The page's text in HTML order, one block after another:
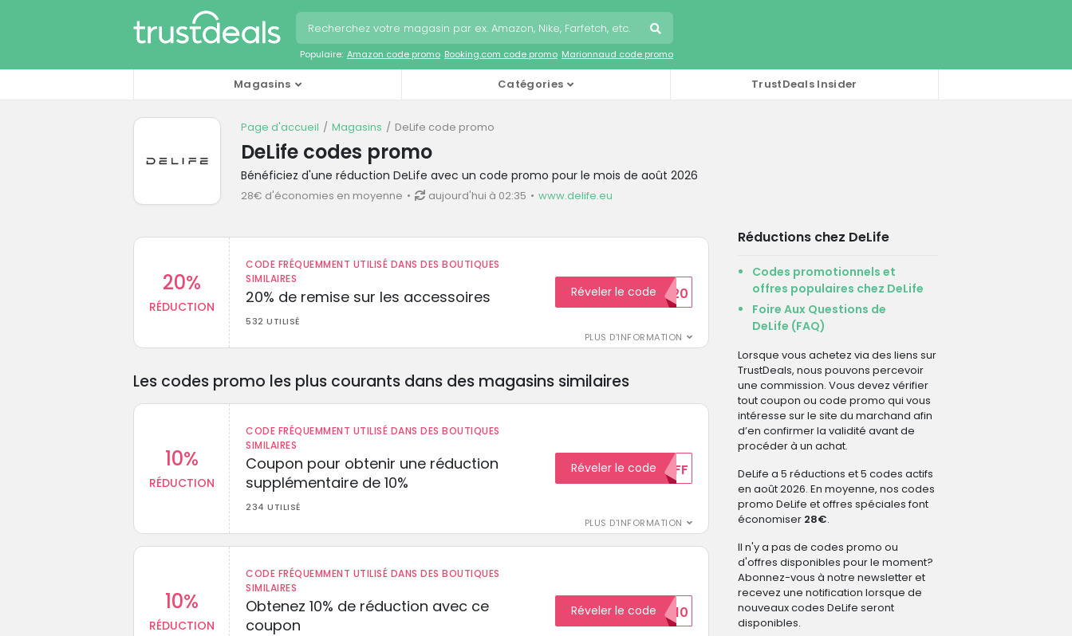
Populaire: Amazon code promo Booking.com code promo Marionnaud code promo
Magasins Catégories TrustDeals Insider
Page d'accueil Magasins DeLife code promo
DeLife codes promo
Bénéficiez d'une réduction DeLife avec un code promo pour le mois de août 2026
28€ d'économies en moyenne aujourd'hui à 02:35 www.delife.eu
20%
RÉDUCTION
CODE FRÉQUEMMENT UTILISÉ DANS DES BOUTIQUES
SIMILAIRES
20% de remise sur les accessoires
532 UTILISÉ
PLUS D'INFORMATION
Réveler le code
BIENVENUE20
Les codes promo les plus courants dans des magasins similaires
10%
RÉDUCTION
CODE FRÉQUEMMENT UTILISÉ DANS DES BOUTIQUES
SIMILAIRES
Coupon pour obtenir une réduction
supplémentaire de 10%
234 UTILISÉ
PLUS D'INFORMATION
Réveler le code10%OFF
10%
RÉDUCTION
CODE FRÉQUEMMENT UTILISÉ DANS DES BOUTIQUES
SIMILAIRES
Obtenez 10% de réduction avec ce
coupon
Réveler le code
REDUCTION10
Réductions chez DeLife
Codes promotionnels et
offres populaires chez DeLife
Foire Aux Questions de
DeLife (FAQ)
Lorsque vous achetez via des liens sur
TrustDeals, nous pouvons percevoir
une commission. Vous devez vérifier
tout coupon ou code promo qui vous
intéresse sur le site du marchand afin
d’en confirmer la validité avant de
procéder à un achat.
DeLife a 5 réductions et 5 codes actifs
en août 2026. En moyenne, nos codes
promo DeLife et offres spéciales font
économiser 28€.
Il n'y a pas de codes promo ou
d'offres disponibles pour le moment?
Abonnez-vous à notre newsletter et
recevez une notification lorsque de
nouveaux codes DeLife seront
disponibles.